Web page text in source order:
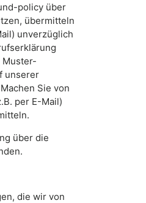
policy über
übermitteln
unverzüglich
Muster-
unserer
Sie von
per E-Mail)
über die
die wir von